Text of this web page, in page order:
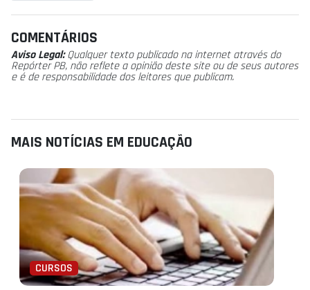
COMENTÁRIOS
Aviso Legal:Qualquer texto publicado na internet através do
Repórter PB, não reflete a opinião deste site ou de seus autores
e é de responsabilidade dos leitores que publicam.
MAIS NOTÍCIAS EM EDUCAÇÃO
CURSOS